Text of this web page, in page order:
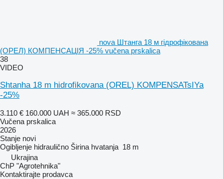
nova Штанга 18 м гідрофікована
(ОРЕЛ) КОМПЕНСАЦІЯ -25% vučena prskalica
38
VIDEO
Shtanha 18 m hidrofikovana (OREL) KOMPENSATsIYa
-25%
3.110 € 160.000 UAH ≈ 365.000 RSD
Vučena prskalica
2026
Stanje novi
Ogibljenje hidraulično Širina hvatanja 18 m
Ukrajina
ChP "Agrotehnika"
Kontaktirajte prodavca